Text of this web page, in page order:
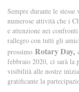
Sempre durante le
numerose attività che i
e attenzione nei
rallegro con tutti gli
prossimo Rotary Day,
febbraio 2020, ci sarà
visibilità alle nostre
gratificante la